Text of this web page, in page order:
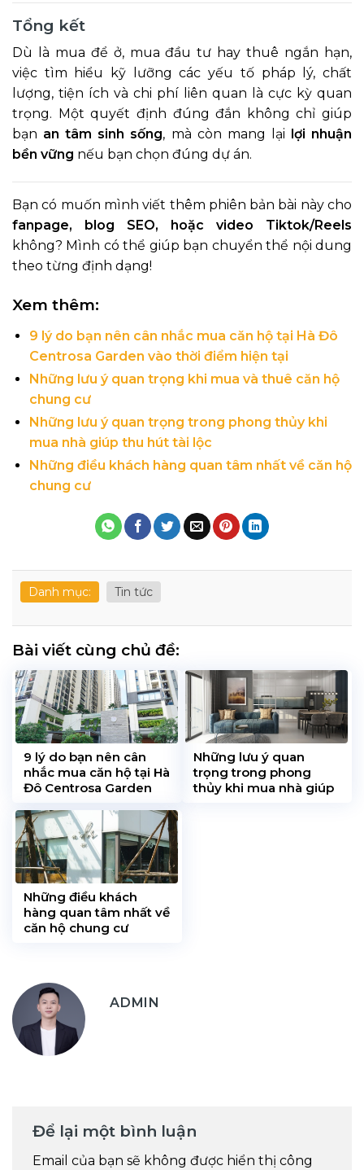
Tổng kết
Dù là mua để ở, mua đầu tư hay thuê ngắn hạn,
việc tìm hiểu kỹ lưỡng các yếu tố pháp lý, chất
lượng, tiện ích và chi phí liên quan là cực kỳ quan
trọng. Một quyết định đúng đắn không chỉ giúp
bạn an tâm sinh sống, mà còn mang lại
lợi nhuận
bền vững nếu bạn chọn đúng dự án.
Bạn có muốn mình viết thêm phiên bản bài này cho
fanpage, blog SEO, hoặc video Tiktok/Reels
không? Mình có thể giúp bạn chuyển thể nội dung
theo từng định dạng!
Xem thêm:
9 lý do bạn nên cân nhắc mua căn hộ tại Hà Đô
Centrosa Garden vào thời điểm hiện tại
Những lưu ý quan trọng khi mua và thuê căn hộ
chung cư
Những lưu ý quan trọng trong phong thủy khi
mua nhà giúp thu hút tài lộc
Những điều khách hàng quan tâm nhất về căn hộ
chung cư
Danh mục: Tin tức
Bài viết cùng chủ đề:
9 lý do bạn nên cân
nhắc mua căn hộ tại Hà
Đô Centrosa Garden
Những lưu ý quan
trọng trong phong
thủy khi mua nhà giúp
Những điều khách
hàng quan tâm nhất về
căn hộ chung cư
ADMIN
Để lại một bình luận
Email của bạn sẽ không được hiển thị công